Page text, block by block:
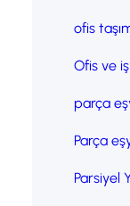
ofis
Ofis ve iş
parça
Parça
Parsiyel